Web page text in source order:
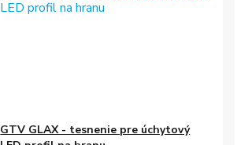
GTV GLAX - tesnenie pre úchytový